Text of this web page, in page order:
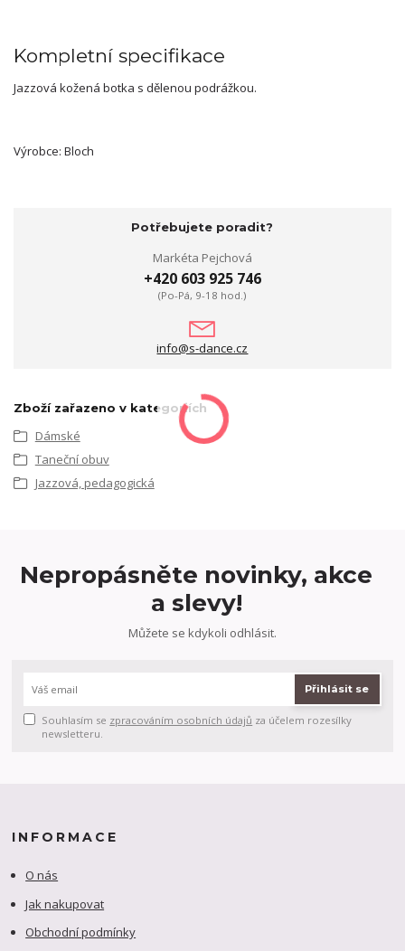
Kompletní specifikace
Jazzová kožená botka s dělenou podrážkou.
Výrobce: Bloch
Potřebujete poradit?
Markéta Pejchová
+420 603 925 746
(Po-Pá, 9-18 hod.)
info@s-dance.cz
Zboží zařazeno v kategoriích
Dámské
Taneční obuv
Jazzová, pedagogická
Nepropásněte novinky, akce
a slevy!
Můžete se kdykoli odhlásit.
Přihlásit se
Souhlasím se zpracováním osobních údajů za účelem rozesílky
newsletteru.
INFORMACE
O nás
Jak nakupovat
Obchodní podmínky